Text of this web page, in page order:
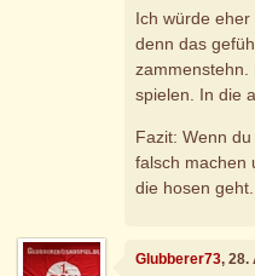
Ich würde
denn das
zammenstehn.
spielen. In die
Fazit: Wenn
falsch machen
die hosen geht.
Glubberer73, 28.